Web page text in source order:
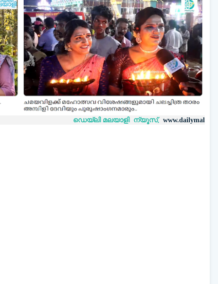
ഡെയ്‌ലി മലയാളി ന്യൂസ്, www.dailymalayaly.com